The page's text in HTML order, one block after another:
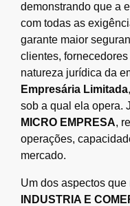
demonstrando que a
com todas as
garante maior
clientes,
natureza jurídica da
Empresária Limitada
sob a qual ela opera.
MICRO EMPRESA,
operações,
mercado.
Um dos aspectos
INDUSTRIA E